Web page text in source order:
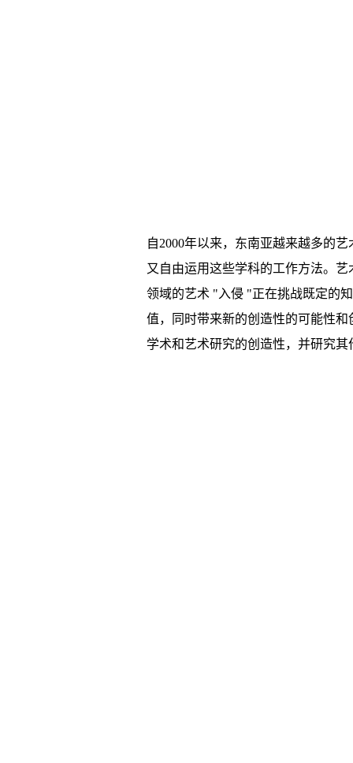
自2000年以来，东南亚越来越多的
又自由运用这些学科的工作方法。
领域的艺术 "入侵 "正在挑战既定的
值，同时带来新的创造性的可能性
学术和艺术研究的创造性，并研究